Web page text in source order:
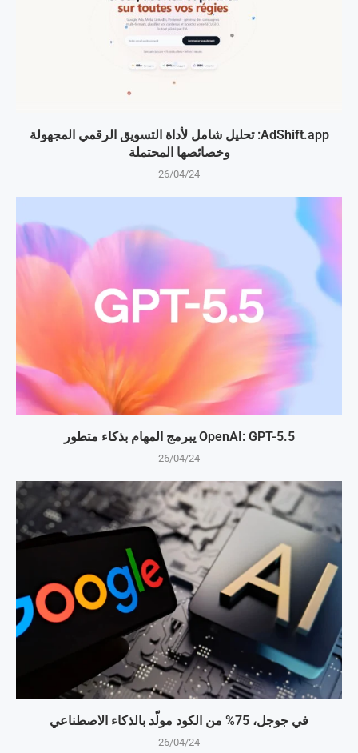
AdShift.app: تحليل شامل لأداة التسويق الرقمي المجهولة
وخصائصها المحتملة
26/04/24
OpenAI: GPT-5.5 يبرمج المهام بذكاء متطور
26/04/24
في جوجل، 75% من الكود مولّد بالذكاء الاصطناعي
26/04/24